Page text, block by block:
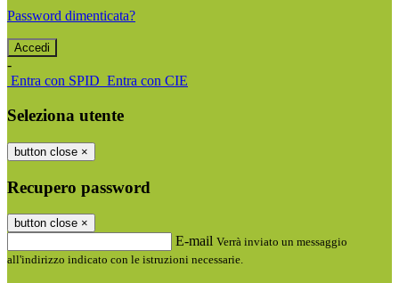
Password dimenticata?
-
Entra con SPID Entra con CIE
Seleziona utente
button close ×
Recupero password
button close ×
E-mail Verrà inviato un messaggio
all'indirizzo indicato con le istruzioni necessarie.